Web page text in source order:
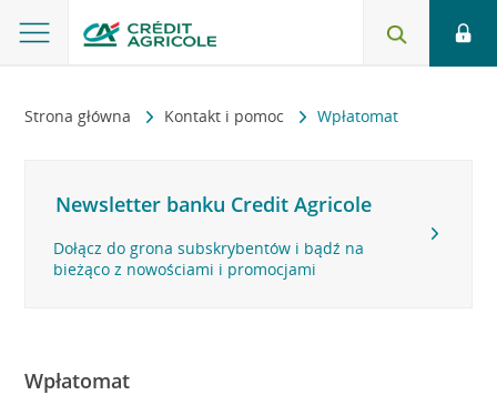
Strona główna Kontakt i pomoc Wpłatomat
Newsletter banku Credit Agricole
Dołącz do grona subskrybentów i bądź na
bieżąco z nowościami i promocjami
Wpłatomat